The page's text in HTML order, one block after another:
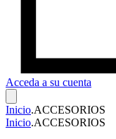
Acceda a su cuenta
Inicio.ACCESORIOS
Inicio.ACCESORIOS